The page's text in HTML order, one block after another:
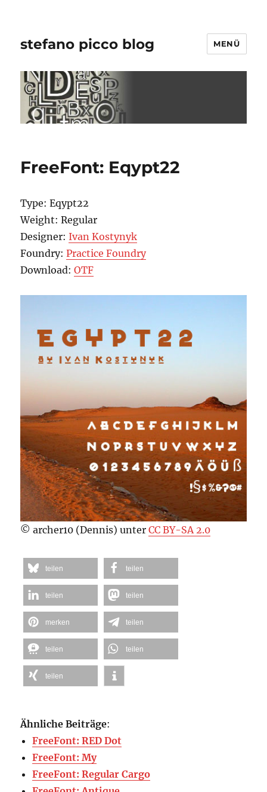
stefano picco blog MENÜ
FreeFont: Eqypt22
Type: Eqypt22
Weight: Regular
Designer:Ivan Kostynyk
Foundry:Practice Foundry
Download:OTF
© archer10 (Dennis) unterCC BY-SA 2.0
teilen teilen
teilen teilen
merken teilen
teilen teilen
teilen
Ähnliche Beiträge:
FreeFont: RED Dot
FreeFont: My
FreeFont: Regular Cargo